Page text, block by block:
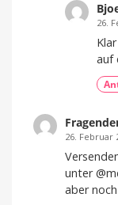
26.
auf
26. Februar
unter
aber